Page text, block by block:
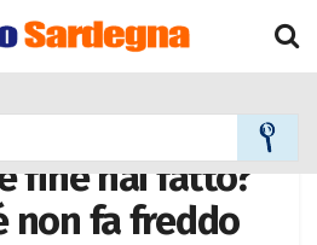
fine hai fatto?
non fa freddo